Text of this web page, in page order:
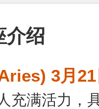
介绍
3月
充满活力，